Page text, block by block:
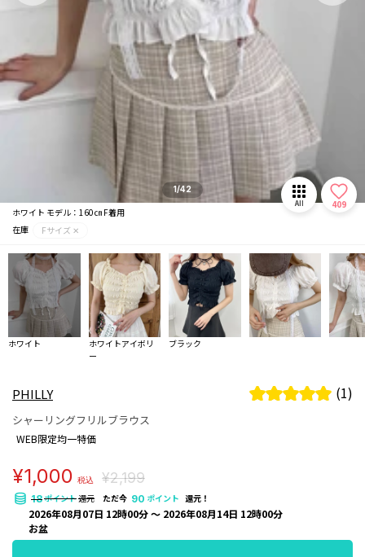
推し活グッズ
All 409
1/42
ホワイト モデル：160㎝ F着用
在庫
Fサイズ ✕
ホワイト
ホワイトアイボリ
ー
ブラック
PHILLY (1)
シャーリングフリルブラウス
WEB限定均一特価
¥1,000 税込 ¥2,199
18ポイント還元 ただ今 90 ポイント 還元！
2026年08月07日 12時00分 〜 2026年08月14日 12時00分
お盆